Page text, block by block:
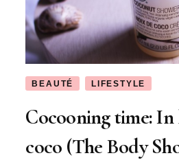
BEAUTÉ LIFESTYLE
Cocooning time:
coco (The Body